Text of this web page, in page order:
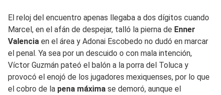
El reloj del encuentro apenas llegaba a dos dígitos cuando
Marcel, en el afán de despejar, talló la pierna de Enner
Valencia en el área y Adonai Escobedo no dudó en marcar
el penal. Ya sea por un descuido o con mala intención,
Víctor Guzmán pateó el balón a la porra del Toluca y
provocó el enojó de los jugadores mexiquenses, por lo que
el cobro de la pena máxima se demoró, aunque el